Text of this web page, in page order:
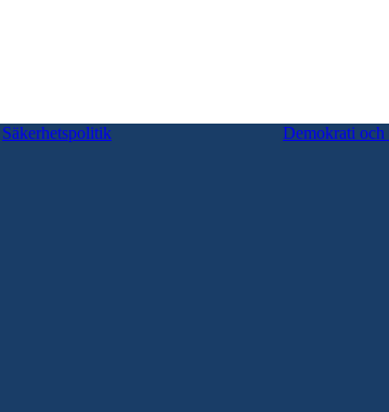
Säkerhetspolitik Demokrati och